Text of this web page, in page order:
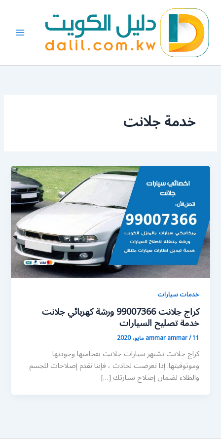
المحتوى
خدمة جلانت
خدمات سيارات
كراج جلانت 99007366 ورشة كهربائي جلانت
خدمة تصليح السيارات
ammar ammar/11 مايو، 2020
كراج جلانت تشتهر سيارات جلانت بفخامتها وجودتها
وموثوقيتها. إذا تعرضت لحادث ، فإننا نقدم إصلاحات للجسم
والطلاء لضمان إصلاح سيارتك […]